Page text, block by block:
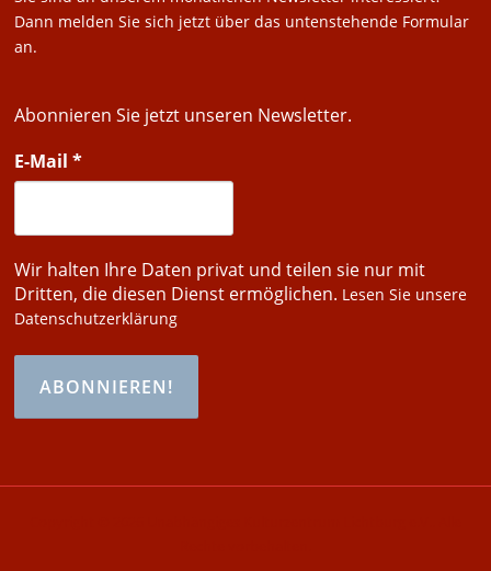
Dann melden Sie sich jetzt über das untenstehende Formular
an.
Abonnieren Sie jetzt unseren Newsletter.
E-Mail*
Wir halten Ihre Daten privat und teilen sie nur mit
Dritten, die diesen Dienst ermöglichen. Lesen Sie unsere
Datenschutzerklärung